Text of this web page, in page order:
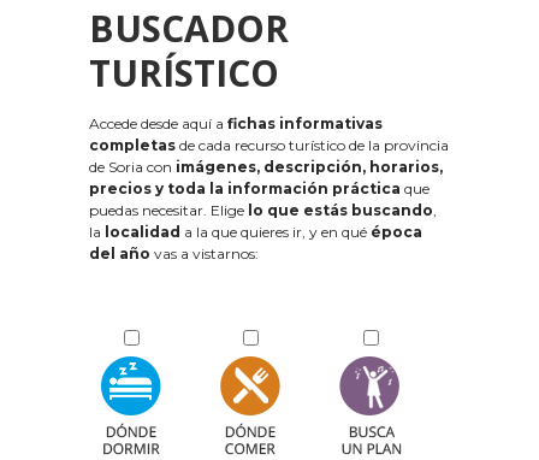
BUSCADOR
TURÍSTICO
Accede desde aquí a fichas informativas
completas de cada recurso turístico de la provincia
de Soria con imágenes, descripción, horarios,
precios y toda la información práctica que
puedas necesitar. Elige lo que estás buscando,
la localidad a la que quieres ir, y en qué época
del año vas a vistarnos: